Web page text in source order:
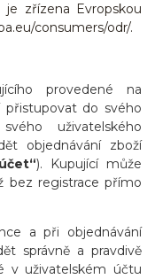
zřízena Evropskou
consumers/odr/.
provedené na
přistupovat do svého
uživatelského
objednávání zboží
). Kupující může
bez registrace přímo
a při objednávání
správně a pravdivě
v uživatelském účtu